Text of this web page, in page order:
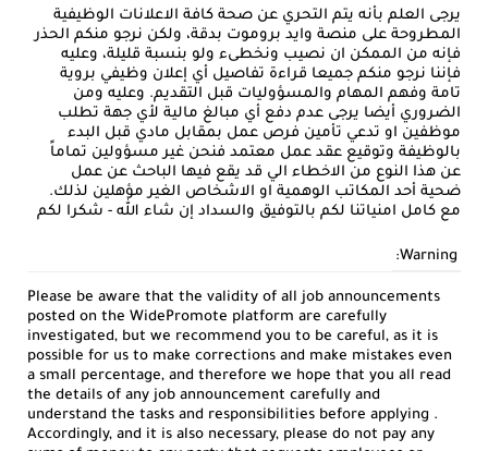
يرجى العلم بأنه يتم التحري عن صحة كافة الاعلانات الوظيفية
المطروحة على منصة وايد بروموت بدقة، ولكن نرجو منكم الحذر
فإنه من الممكن ان نصيب ونخطىء ولو بنسبة قليلة، وعليه
فإننا نرجو منكم جميعا قراءة تفاصيل أي إعلان وظيفي بروية
تامة وفهم المهام والمسؤوليات قبل التقديم. وعليه ومن
الضروري أيضا يرجى عدم دفع أي مبالغ مالية لأي جهة تطلب
موظفين او تدعي تأمين فرص عمل بمقابل مادي قبل البدء
بالوظيفة وتوقيع عقد عمل معتمد فنحن غير مسؤولين تماماً
عن هذا النوع من الاخطاء الي قد يقع فيها الباحث عن عمل
ضحية أحد المكاتب الوهمية او الاشخاص الغير مؤهلين لذلك.
مع كامل امنياتنا لكم بالتوفيق والسداد إن شاء الله - شكرا لكم
Warning:
Please be aware that the validity of all job announcements
posted on the WidePromote platform are carefully
investigated, but we recommend you to be careful, as it is
possible for us to make corrections and make mistakes even
a small percentage, and therefore we hope that you all read
the details of any job announcement carefully and
understand the tasks and responsibilities before applying .
Accordingly, and it is also necessary, please do not pay any